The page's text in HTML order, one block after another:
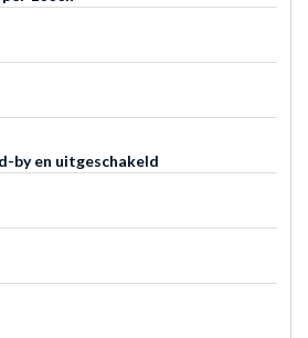
by en uitgeschakeld